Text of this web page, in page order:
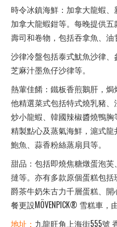
時令冰鎮海鮮：加拿大龍蝦
加拿大龍蝦鉗等。每晚提供
壽司和卷物，包括吞拿魚、油
沙律冷盤包括泰式魷魚沙律
芝麻汁墨魚仔沙律等。
熱葷佳餚：鐵板香煎鵝肝，
他精選菜式包括特式燒乳豬
炒小龍蝦、韓國辣椒醬燒鴨
精製點心及蒸氣海鮮，滬式
鮑魚、蒜香粉絲蒸扇貝等。
甜品：包括即燒焦糖燉蛋泡
撻等。亦有多款原個蛋糕包
爵茶牛奶朱古力千層蛋糕、
餐更設MÖVENPICK® 雪糕車，
地址： 九龍旺角上海街555號